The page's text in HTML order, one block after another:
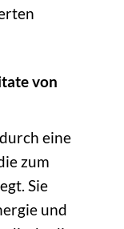
von
eine
zum
Sie
und